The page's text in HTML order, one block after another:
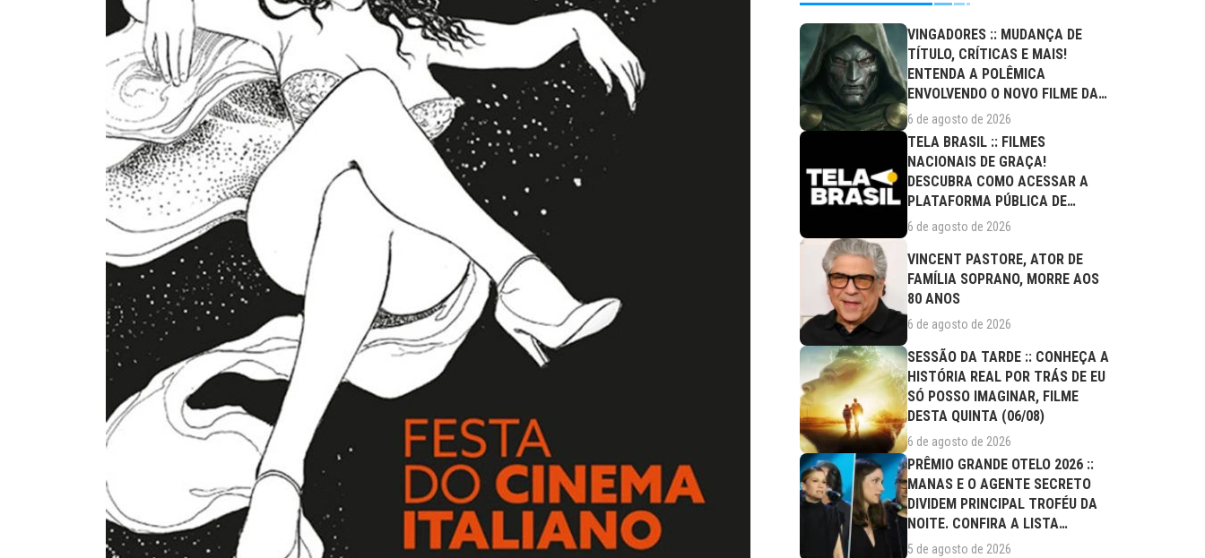
VINGADORES :: MUDANÇA DE
TÍTULO, CRÍTICAS E MAIS!
ENTENDA A POLÊMICA
ENVOLVENDO O NOVO FILME DA
MARVEL
6 de agosto de 2026
TELA BRASIL :: FILMES
NACIONAIS DE GRAÇA!
DESCUBRA COMO ACESSAR A
PLATAFORMA PÚBLICA DE
STREAMING
6 de agosto de 2026
VINCENT PASTORE, ATOR DE
FAMÍLIA SOPRANO, MORRE AOS
80 ANOS
6 de agosto de 2026
SESSÃO DA TARDE :: CONHEÇA A
HISTÓRIA REAL POR TRÁS DE EU
SÓ POSSO IMAGINAR, FILME
DESTA QUINTA (06/08)
6 de agosto de 2026
PRÊMIO GRANDE OTELO 2026 ::
MANAS E O AGENTE SECRETO
DIVIDEM PRINCIPAL TROFÉU DA
NOITE. CONFIRA A LISTA
COMPLETA DE...
5 de agosto de 2026